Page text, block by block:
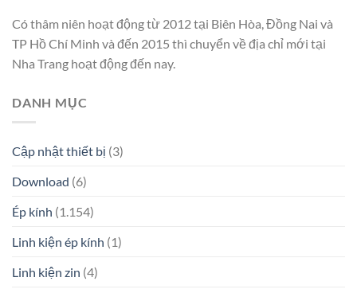
Có thâm niên hoạt động từ 2012 tại Biên Hòa, Đồng Nai và
TP Hồ Chí Minh và đến 2015 thì chuyển về địa chỉ mới tại
Nha Trang hoạt động đến nay.
DANH MỤC
Cập nhật thiết bị (3)
Download (6)
Ép kính (1.154)
Linh kiện ép kính (1)
Linh kiện zin (4)